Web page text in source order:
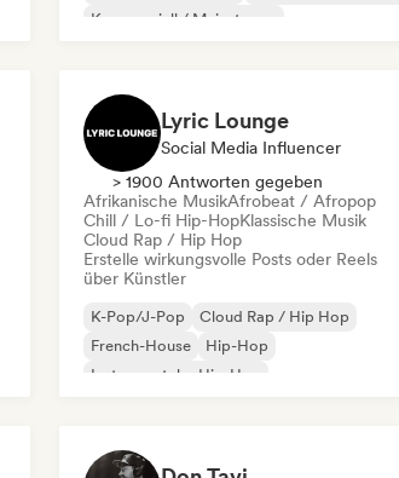
Kommerziell / Mainstream
Lyric Lounge
Social Media Influencer
> 1900 Antworten gegeben
Afrikanische MusikAfrobeat / Afropop
Chill / Lo-fi Hip-HopKlassische Musik
Cloud Rap / Hip Hop
Erstelle wirkungsvolle Posts oder Reels
über Künstler
K-Pop/J-Pop
Cloud Rap / Hip Hop
French-House
Hip-Hop
Instrumentaler Hip-Hop